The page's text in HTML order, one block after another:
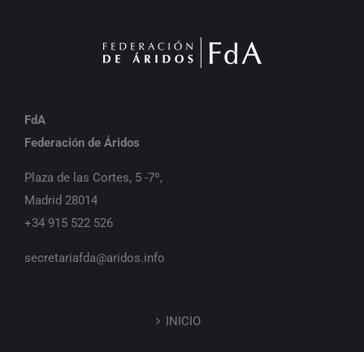
FdA
Federación de Áridos
Plaza de las Cortes, 5 -7º,
Madrid 28014
+34 915 522 526
secretariafda@aridos.info
INICIO